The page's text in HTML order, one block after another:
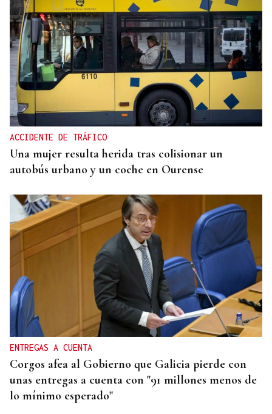
CONCIERTO EN PARÍS
La música de Vigo conquista París con una misa
solemne y dos memorables conciertos
ACCIDENTE DE TRÁFICO
Una mujer resulta herida tras colisionar un
autobús urbano y un coche en Ourense
ENTREGAS A CUENTA
Corgos afea al Gobierno que Galicia pierde con
unas entregas a cuenta con "91 millones menos de
lo mínimo esperado"